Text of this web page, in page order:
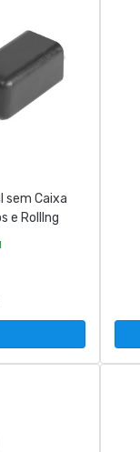
sem Caixa
e Rolllng